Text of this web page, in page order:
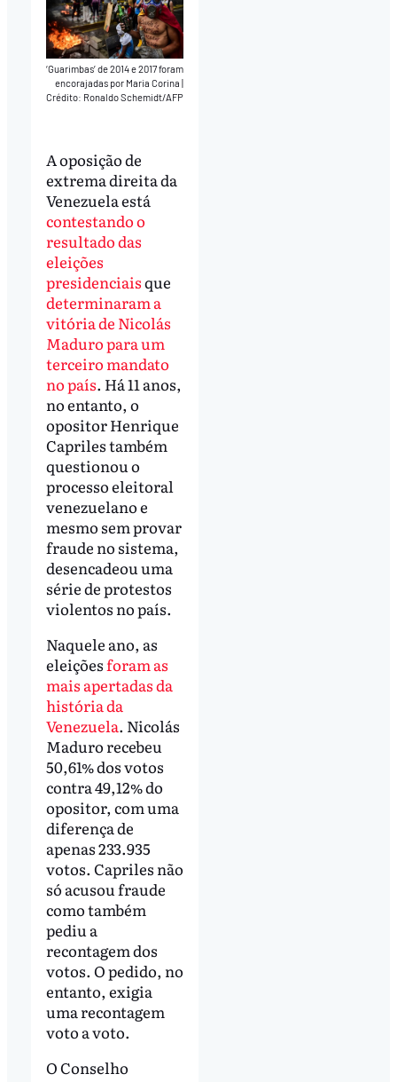
‘Guarimbas’ de 2014 e 2017 foram
encorajadas por Maria Corina|
Crédito: Ronaldo Schemidt/AFP
A oposição de
extrema direita da
Venezuela está
contestando o
resultado das
eleições
presidenciaisque
determinaram a
vitória de Nicolás
Maduro para um
terceiro mandato
no país. Há 11 anos,
no entanto, o
opositor Henrique
Capriles também
questionou o
processo eleitoral
venezuelano e
mesmo sem provar
fraude no sistema,
desencadeou uma
série de protestos
violentos no país.
Naquele ano, as
eleiçõesforam as
mais apertadas da
história da
Venezuela. Nicolás
Maduro recebeu
50,61% dos votos
contra 49,12% do
opositor, com uma
diferença de
apenas 233.935
votos. Capriles não
só acusou fraude
como também
pediu a
recontagem dos
votos. O pedido, no
entanto, exigia
uma recontagem
voto a voto.
O Conselho